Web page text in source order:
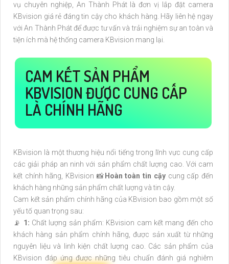
vụ chuyên nghiệp, An Thành Phát là đơn vị lắp đặt camera
KBvision giá rẻ đáng tin cậy cho khách hàng. Hãy liên hệ ngay
với An Thành Phát để được tư vấn và trải nghiệm sự an toàn và
tiện ích mà hệ thống camera KBvision mang lại.
CAM KẾT SẢN PHẨM
KBVISION ĐƯỢC CUNG CẤP
LÀ CHÍNH HÃNG
KBvision là một thương hiệu nổi tiếng trong lĩnh vực cung cấp
các giải pháp an ninh với sản phẩm chất lượng cao. Với cam
kết chính hãng, KBvision 📸 Hoàn toàn tin cậycung cấp đến
khách hàng những sản phẩm chất lượng và tin cậy.
Cam kết sản phẩm chính hãng của KBvision bao gồm một số
yếu tố quan trọng sau:
📡 1: Chất lượng sản phẩm: KBvision cam kết mang đến cho
khách hàng sản phẩm chính hãng, được sản xuất từ những
nguyên liệu và linh kiện chất lượng cao. Các sản phẩm của
KBvision đáp ứng được những tiêu chuẩn đánh giá nghiêm